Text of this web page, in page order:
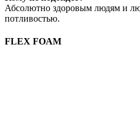
Абсолютно здоровым людям и
потливостью.
FLEX FOAM